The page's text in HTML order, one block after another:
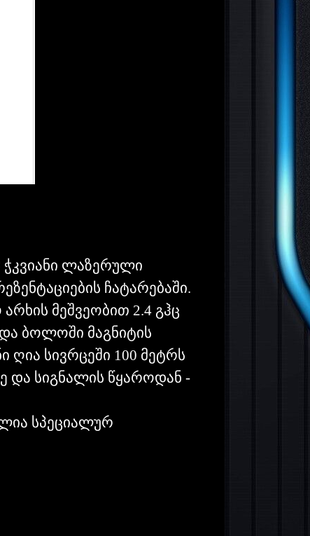
ჭკვიანი ლაზერული
ჩატარებაში.
მეშვეობით 2.4 გჰც
ბოლოში მაგნიტის
ღია სივრცეში 100 მეტრს
და სიგნალის წყაროდან -
სპეციალურ